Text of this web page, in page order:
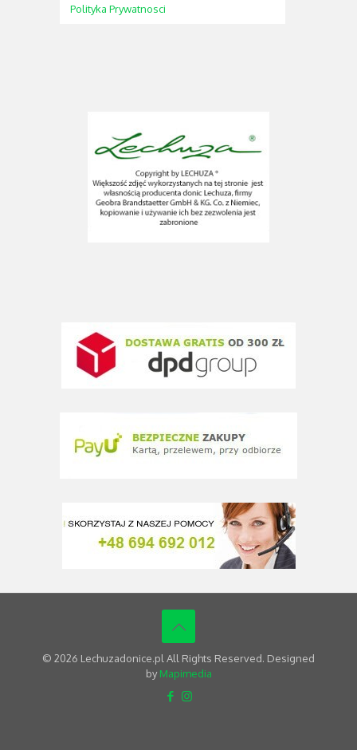
Polityka Prywatnosci
© 2026 Lechuzadonice.pl All Rights Reserved. Designed
byMapimedia